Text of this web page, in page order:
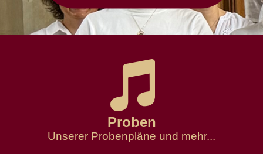
Proben
Unserer Probenpläne und mehr...